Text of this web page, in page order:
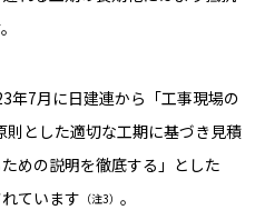
年7月に日建連から「工事現場の
とした適切な工期に基づき見積
めの説明を徹底する」とした
ています （注3） 。